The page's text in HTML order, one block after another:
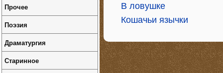
В ловушке
Кошачьи язычки
Прочее
Поэзия
Драматургия
Старинное